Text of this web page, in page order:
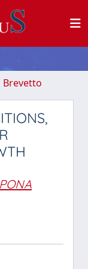
Brevetto